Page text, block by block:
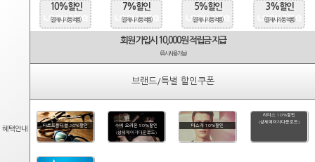
혜택안내
10%할인
(결제시 자동적용)
7%할인
(결제시 자동적용)
5%할인
(결제시 자동적용)
3%할인
(결제시 자동적용)
회원 가입시 10,000원 적립금 지급
(즉시사용가능)
브랜드/특별 할인쿠폰
타르트옵티컬 20%할인
수비 오리온 50%할인
(상세페이지다운로드)
마스카 10%할인
라피스 10%할인
(상세페이지다운로드)